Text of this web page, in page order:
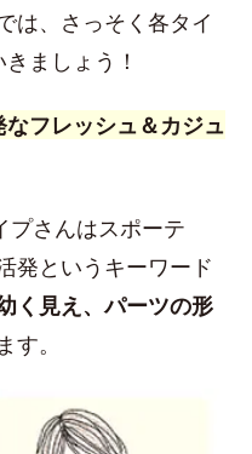
は、さっそく各タイ
ましょう！
フレッシュ＆カジュ
プさんはスポーテ
発というキーワード
く見え、パーツの形
す。